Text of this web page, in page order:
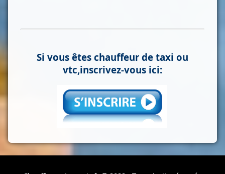
Si vous êtes chauffeur de taxi ou
vtc,inscrivez-vous ici: